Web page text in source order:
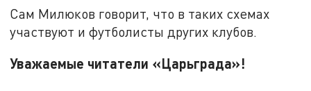
Сам Милюков говорит, что в таких схемах
участвуют и футболисты других клубов.
Уважаемые читатели «Царьграда»!